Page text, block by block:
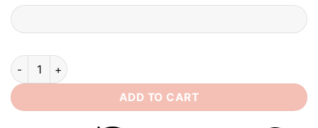
Brautkleid V Ausschnitt Vintage quantity
ADD TO CART